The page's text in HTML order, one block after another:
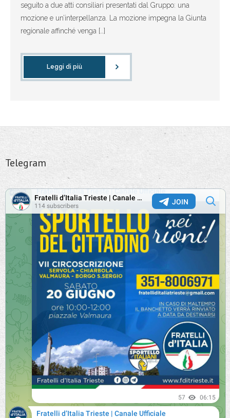
seguito a due atti consiliari presentati dal Gruppo: una
mozione e un’interpellanza. La mozione impegna la Giunta
regionale affinché venga […]
Leggi di più
Telegram